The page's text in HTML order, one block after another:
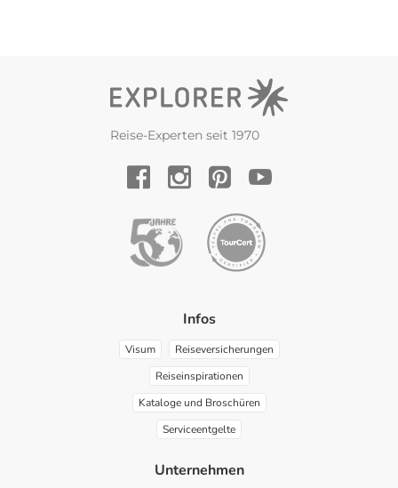
Reise-Experten seit 1970
Infos
Visum
Reiseversicherungen
Reiseinspirationen
Kataloge und Broschüren
Serviceentgelte
Unternehmen